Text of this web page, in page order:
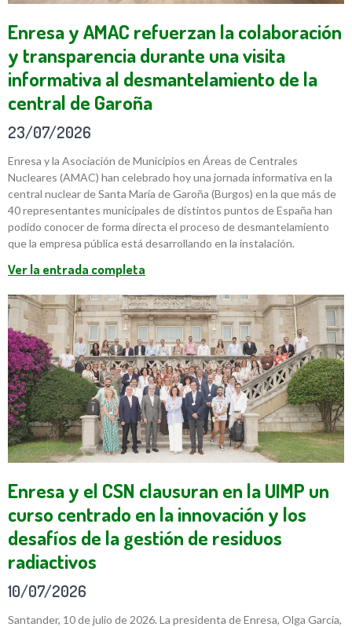
Enresa y AMAC refuerzan la colaboración
y transparencia durante una visita
informativa al desmantelamiento de la
central de Garoña
23/07/2026
Enresa y la Asociación de Municipios en Áreas de Centrales
Nucleares (AMAC) han celebrado hoy una jornada informativa en la
central nuclear de Santa María de Garoña (Burgos) en la que más de
40 representantes municipales de distintos puntos de España han
podido conocer de forma directa el proceso de desmantelamiento
que la empresa pública está desarrollando en la instalación.
Ver la entrada completa
Enresa y el CSN clausuran en la UIMP un
curso centrado en la innovación y los
desafíos de la gestión de residuos
radiactivos
10/07/2026
Santander, 10 de julio de 2026. La presidenta de Enresa, Olga García,